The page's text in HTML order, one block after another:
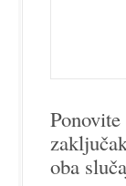
oba